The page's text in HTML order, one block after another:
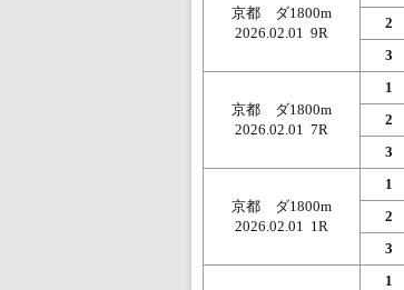
京都 ダ1800m
2026.02.01 9R
2
3
京都 ダ1800m
2026.02.01 7R
1
2
3
京都 ダ1800m
2026.02.01 1R
1
2
3
1